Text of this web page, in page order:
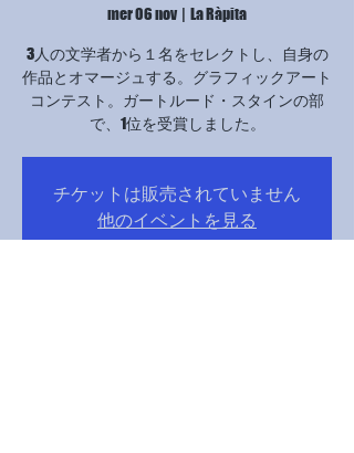
mer 06 nov
  |
La Ràpita
3人の文学者から１名をセレクトし、自身の
作品とオマージュする。グラフィックアート
コンテスト。ガートルード・スタインの部
で、1位を受賞しました。
チケットは販売されていません
他のイベントを見る